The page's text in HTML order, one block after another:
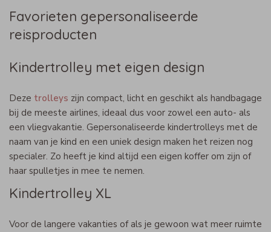
Favorieten gepersonaliseerde
reisproducten
Kindertrolley met eigen design
Deze trolleys zijn compact, licht en geschikt als handbagage
bij de meeste airlines, ideaal dus voor zowel een auto- als
een vliegvakantie. Gepersonaliseerde kindertrolleys met de
naam van je kind en een uniek design maken het reizen nog
specialer. Zo heeft je kind altijd een eigen koffer om zijn of
haar spulletjes in mee te nemen.
Kindertrolley XL
Voor de langere vakanties of als je gewoon wat meer ruimte